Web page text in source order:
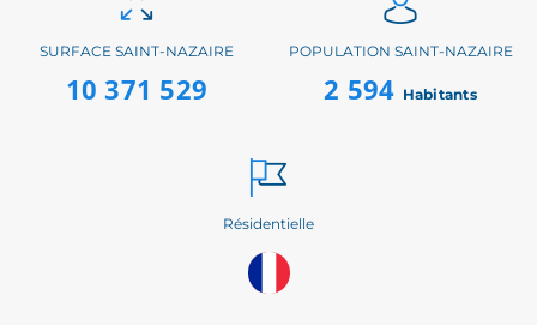
SURFACE SAINT-NAZAIRE
10 371 529
POPULATION SAINT-NAZAIRE
2 594 Habitants
Résidentielle